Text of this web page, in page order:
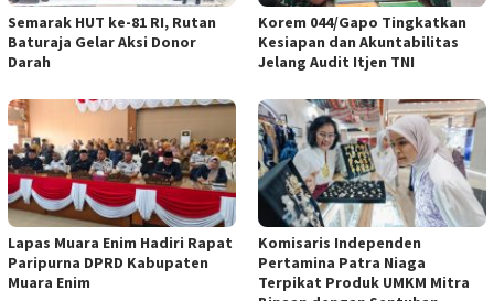
Semarak HUT ke-81 RI, Rutan
Baturaja Gelar Aksi Donor
Darah
Korem 044/Gapo Tingkatkan
Kesiapan dan Akuntabilitas
Jelang Audit Itjen TNI
Lapas Muara Enim Hadiri Rapat
Paripurna DPRD Kabupaten
Muara Enim
Komisaris Independen
Pertamina Patra Niaga
Terpikat Produk UMKM Mitra